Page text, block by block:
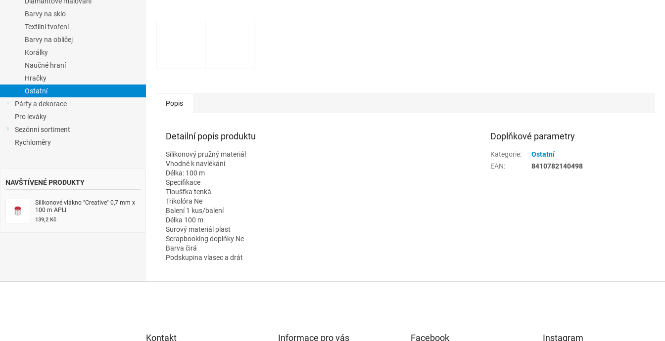
Barvy na sklo
Textilní tvoření
Barvy na obličej
Korálky
Naučné hraní
Hračky
Ostatní
Párty a dekorace
Pro leváky
Sezónní sortiment
Rychloměry
NAVŠTÍVENÉ PRODUKTY
Silikonové vlákno "Creative" 0,7 mm x
100 m APLI
139,2 Kč
Popis
Detailní popis produktu
Silikonový pružný materiál
Vhodné k navlékání
Délka: 100 m
Specifikace
Tloušťka tenká
Trikolóra Ne
Balení 1 kus/balení
Délka 100 m
Surový materiál plast
Scrapbooking doplňky Ne
Barva čirá
Podskupina vlasec a drát
Doplňkové parametry
Kategorie:
Ostatní
EAN: 8410782140498
Kontakt Informace pro vás Facebook Instagram